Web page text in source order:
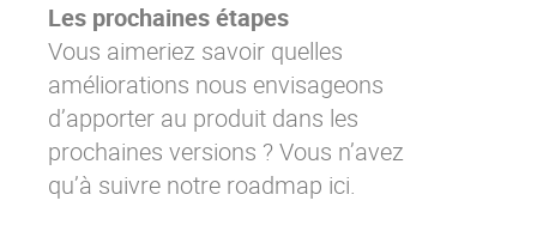
Les prochaines étapes
Vous aimeriez savoir quelles
améliorations nous envisageons
d’apporter au produit dans les
prochaines versions ? Vous n’avez
qu’à suivre notre roadmap ici.